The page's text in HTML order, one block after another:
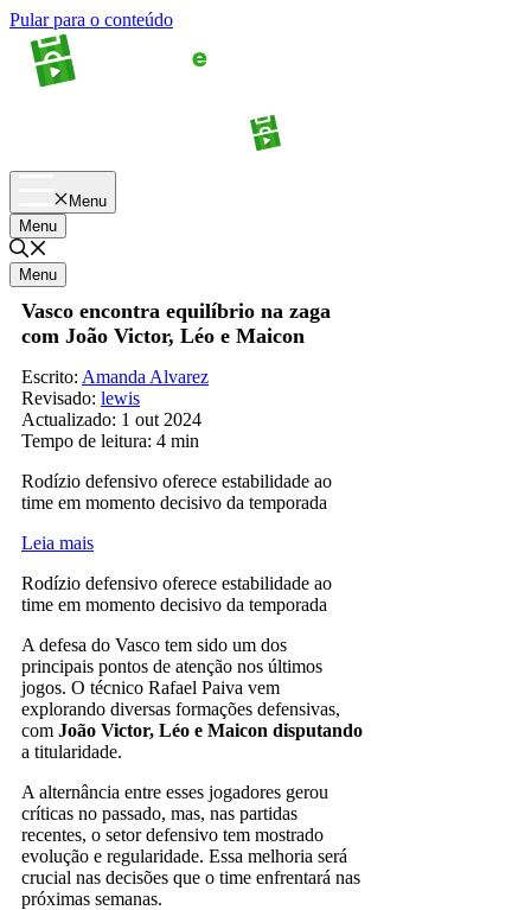
Pular para o conteúdo
Menu
Menu
Menu
Vasco encontra equilíbrio na zaga
com João Victor, Léo e Maicon
Escrito: Amanda Alvarez
Revisado: lewis
Actualizado: 1 out 2024
Tempo de leitura: 4 min
Rodízio defensivo oferece estabilidade ao
time em momento decisivo da temporada
Leia mais
Rodízio defensivo oferece estabilidade ao
time em momento decisivo da temporada
A defesa do Vasco tem sido um dos
principais pontos de atenção nos últimos
jogos. O técnico Rafael Paiva vem
explorando diversas formações defensivas,
com João Victor, Léo e Maicon disputando
a titularidade.
A alternância entre esses jogadores gerou
críticas no passado, mas, nas partidas
recentes, o setor defensivo tem mostrado
evolução e regularidade. Essa melhoria será
crucial nas decisões que o time enfrentará nas
próximas semanas.